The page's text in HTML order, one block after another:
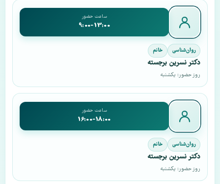
ساعت حضور
9:00-13:00
روان‌شناسی خانم
دکتر نسرین برجسته
روز حضور: یکشنبه
ساعت حضور
16:00-18:00
روان‌شناسی خانم
دکتر نسرین برجسته
روز حضور: یکشنبه